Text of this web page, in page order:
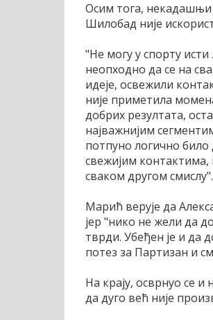
Осим тога,
Шилобад није
"Не могу у спорту
неопходно да се на
идеје, освежили
није приметила
добрих резултата,
најважнијим
потпуно логично
свежијим
сваком другом смислу".
Марић верује да
јер "нико не жели да
тврди. Убеђен је и да
потез за Партизан и
На крају, осврнуо се
да дуго већ није